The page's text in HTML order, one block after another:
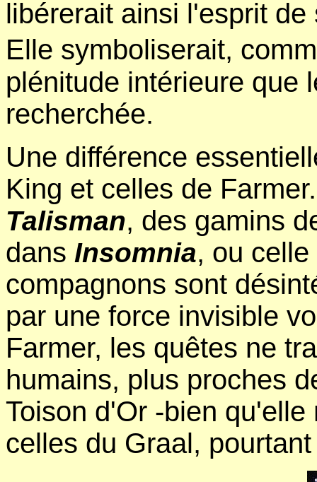
libérerait ainsi l'esprit
Elle symboliserait,
plénitude intérieure que
recherchée.
Une différence
King et celles de
Talisman, des gamins
dans Insomnia, ou
compagnons sont
par une force invisible
Farmer, les quêtes ne
humains, plus proches
Toison d'Or -bien
celles du Graal,